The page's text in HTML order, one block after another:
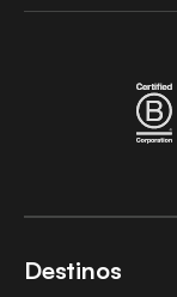
Destinos